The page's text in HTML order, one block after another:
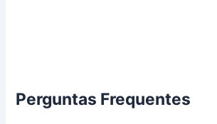
Perguntas Frequentes